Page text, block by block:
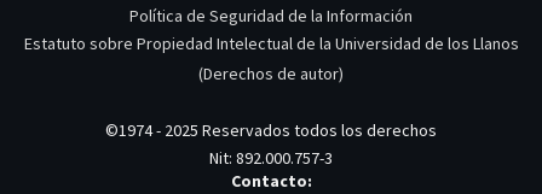
Política de Seguridad de la Información
Estatuto sobre Propiedad Intelectual de la Universidad de los Llanos
(Derechos de autor)
©1974 - 2025 Reservados todos los derechos
Nit: 892.000.757-3
Contacto: